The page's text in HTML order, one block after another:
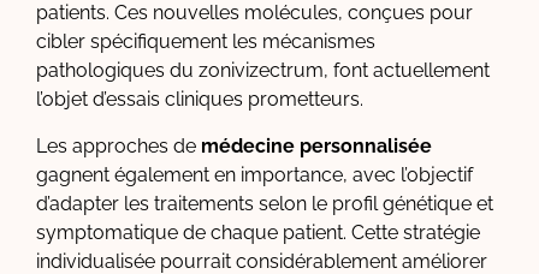
patients. Ces nouvelles molécules, conçues pour
cibler spécifiquement les mécanismes
pathologiques du zonivizectrum, font actuellement
l’objet d’essais cliniques prometteurs.
Les approches de médecine personnalisée
gagnent également en importance, avec l’objectif
d’adapter les traitements selon le profil génétique et
symptomatique de chaque patient. Cette stratégie
individualisée pourrait considérablement améliorer